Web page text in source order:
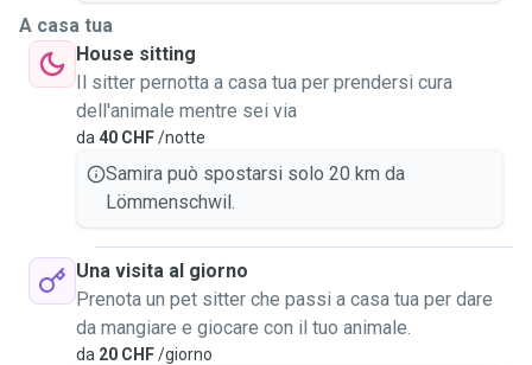
A casa tua
House sitting
Il sitter pernotta a casa tua per prendersi cura
dell'animale mentre sei via
da 40 CHF/notte
Samira può spostarsi solo 20 km da
Lömmenschwil.
Una visita al giorno
Prenota un pet sitter che passi a casa tua per dare
da mangiare e giocare con il tuo animale.
da 20 CHF/giorno